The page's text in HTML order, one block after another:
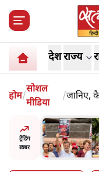
देशराज्य
होम/
सोशल
मीडिया
/जानिए,
ट्रेंडिंग
ख़बर